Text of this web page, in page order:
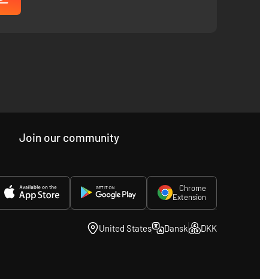
Join our community
Chrome
Extension
United States Dansk DKK